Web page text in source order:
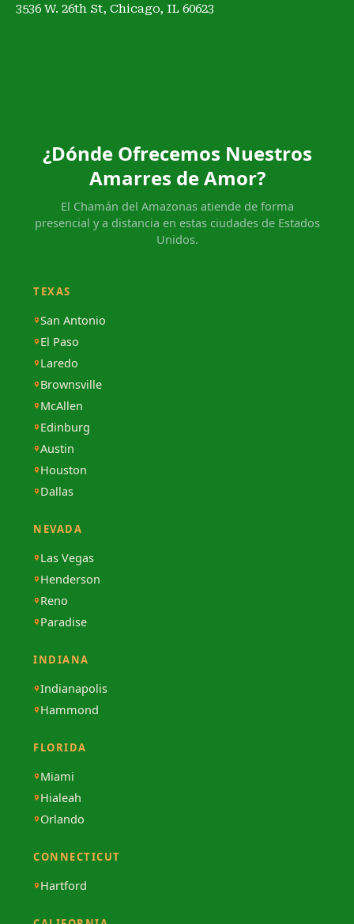
3536 W. 26th St, Chicago, IL 60623
¿Dónde Ofrecemos Nuestros
Amarres de Amor?
El Chamán del Amazonas atiende de forma
presencial y a distancia en estas ciudades de Estados
Unidos.
TEXAS
San Antonio
El Paso
Laredo
Brownsville
McAllen
Edinburg
Austin
Houston
Dallas
NEVADA
Las Vegas
Henderson
Reno
Paradise
INDIANA
Indianapolis
Hammond
FLORIDA
Miami
Hialeah
Orlando
CONNECTICUT
Hartford